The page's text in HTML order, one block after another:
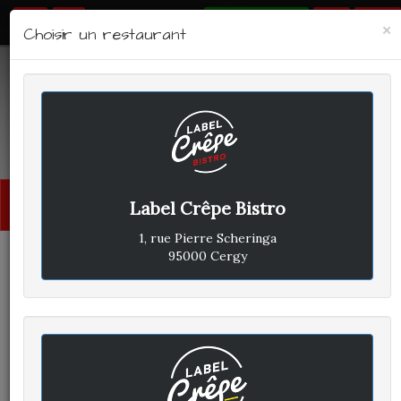
LABEL CRÊPE - BISTRO
CLIENT A A
ÉCRIT LE SAMEDI 10 JUILLET
×
Choisir un restaurant
Label Crêpe Bistro
1, rue Pierre Scheringa
95000 Cergy